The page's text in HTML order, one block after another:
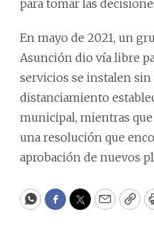
para tomar las
En mayo de 2021, un
Asunción dio vía libre
servicios se instalen sin
distanciamiento
municipal, mientras
una resolución que
aprobación de nuevos
WhatsApp
Facebook
Twitter
Email